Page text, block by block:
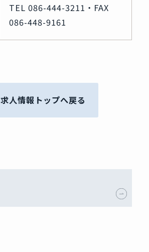
TEL 086-444-3211・FAX
086-448-9161
求人情報トップへ戻る